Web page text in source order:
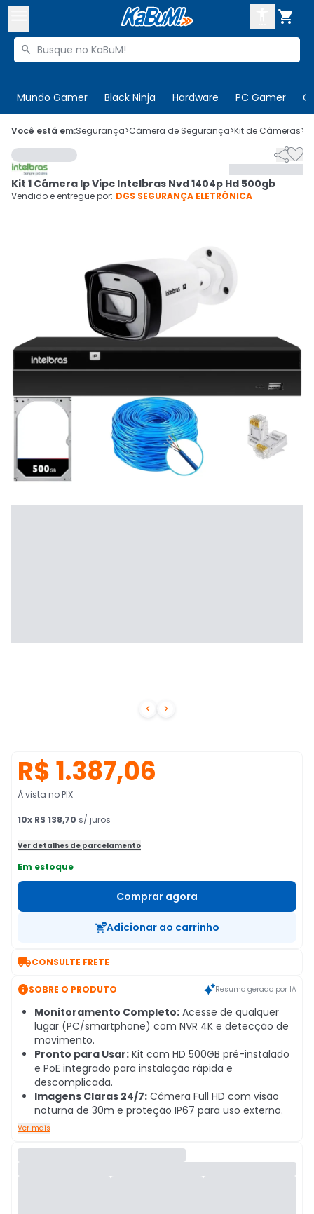

Buscar produtos

Mundo Gamer Black Ninja Hardware PC Gamer
 Olá. Acesse sua conta
 Departamentos
Cupons
CADASTRE-SE
Você está em:Segurança>Câmera de Segurança>Kit de Câmeras>
 

Kit 1 Câmera Ip Vipc Intelbras Nvd 1404p Hd 500gb
Vendido e entregue por: DGS SEGURANÇA ELETRÔNICA
R$ 1.387,06
À vista no PIX
10x R$ 138,70 s/ juros
Ver detalhes de parcelamento
Em estoque
Comprar agora
Adicionar ao carrinho
CONSULTE FRETE
SOBRE O PRODUTO Resumo gerado por IA
Monitoramento Completo: Acesse de qualquer
lugar (PC/smartphone) com NVR 4K e detecção de
movimento.
Pronto para Usar: Kit com HD 500GB pré-instalado
e PoE integrado para instalação rápida e
descomplicada.
Imagens Claras 24/7: Câmera Full HD com visão
noturna de 30m e proteção IP67 para uso externo.
Ver mais